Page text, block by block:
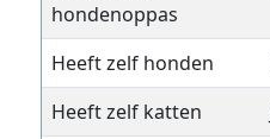
hondenoppas
Heeft zelf honden
Heeft zelf katten